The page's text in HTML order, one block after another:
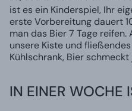
ist es ein Kinderspiel, Ihr
erste Vorbereitung dauert
man das Bier 7 Tage
unsere Kiste und
Kühlschrank, Bier
IN EINER WOCHE